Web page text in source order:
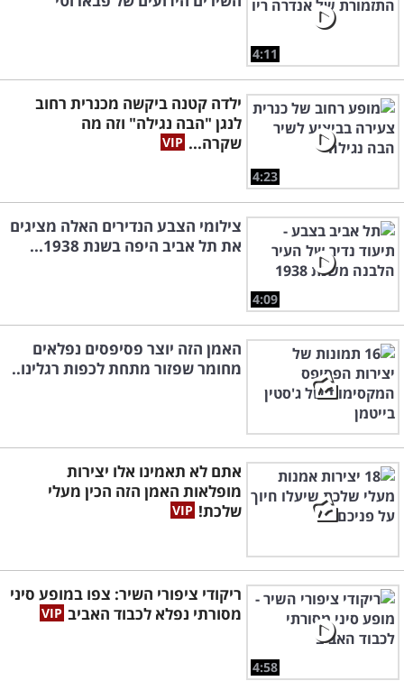
4:11
4:23
ילדה קטנה ביקשה מכנרית רחוב
לנגן "הבה נגילה" וזה מה
שקרה...
4:09
צילומי הצבע הנדירים האלה מציגים
את תל אביב היפה בשנת 1938...
האמן הזה יוצר פסיפסים נפלאים
מחומר שפזור מתחת לכפות רגלינו..
אתם לא תאמינו אלו יצירות
מופלאות האמן הזה הכין מעלי
שלכת!
4:58
ריקודי ציפורי השיר: צפו במופע סיני
מסורתי נפלא לכבוד האביב